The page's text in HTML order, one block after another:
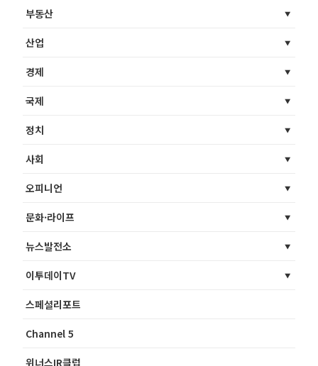
부동산
산업
경제
국제
정치
사회
오피니언
문화·라이프
뉴스발전소
이투데이TV
스페셜리포트
Channel 5
위너스IR클럽